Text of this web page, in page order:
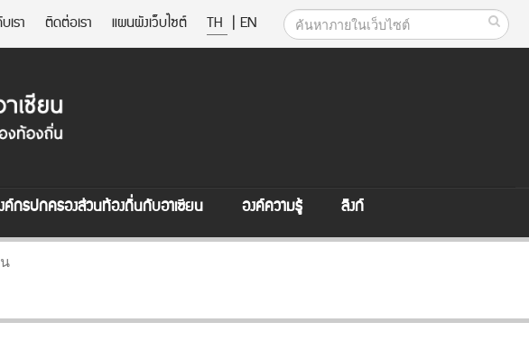
เรา ติดต่อเรา แผนผังเว็บไซต์ TH | EN
ค์กรปกครองส่วนท้องถิ่นกับอาเซียน องค์ความรู้ ลิงก์